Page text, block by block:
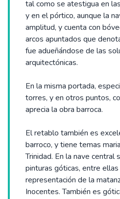
tal como se atestigua en
y en el pórtico, aunque la
amplitud, y cuenta con
arcos apuntados que
fue adueñándose de las
arquitectónicas.
En la misma portada,
torres, y en otros puntos,
aprecia la obra barroca.
El retablo también es
barroco, y tiene temas
Trinidad. En la nave central
pinturas góticas, entre ellas
representación de la
Inocentes. También es